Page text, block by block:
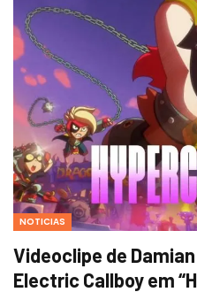
NOTICIAS
Videoclipe de
Electric Callboy em